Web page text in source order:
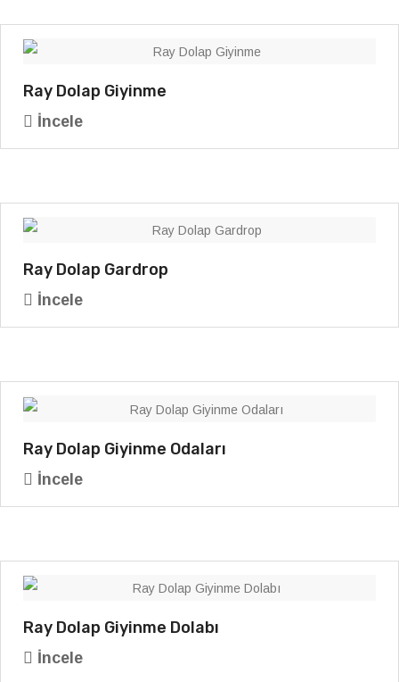
Ray Dolap Giyinme
İncele
Ray Dolap Gardrop
İncele
Ray Dolap Giyinme Odaları
İncele
Ray Dolap Giyinme Dolabı
İncele